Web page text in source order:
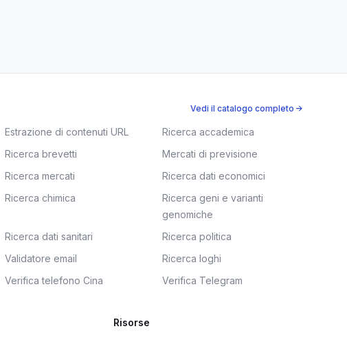
Vedi il catalogo completo →
Estrazione di contenuti URL
Ricerca accademica
Ricerca brevetti
Mercati di previsione
Ricerca mercati
Ricerca dati economici
Ricerca chimica
Ricerca geni e varianti
genomiche
Ricerca dati sanitari
Ricerca politica
Validatore email
Ricerca loghi
Verifica telefono Cina Verifica Telegram
Risorse